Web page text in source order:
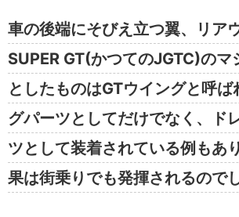
車の後端にそびえ立つ翼、リア
SUPER GT(かつてのJGTC)のマ
としたものはGTウイングと呼ば
グパーツとしてだけでなく、ド
ツとして装着されている例もあ
果は街乗りでも発揮されるので